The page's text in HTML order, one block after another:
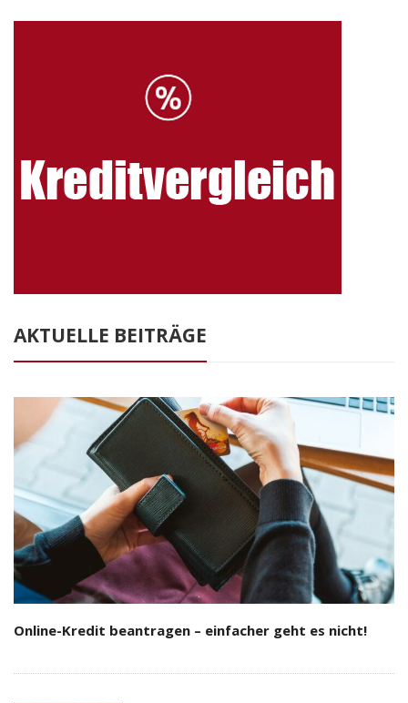
AKTUELLE BEITRÄGE
Online-Kredit beantragen – einfacher geht es nicht!